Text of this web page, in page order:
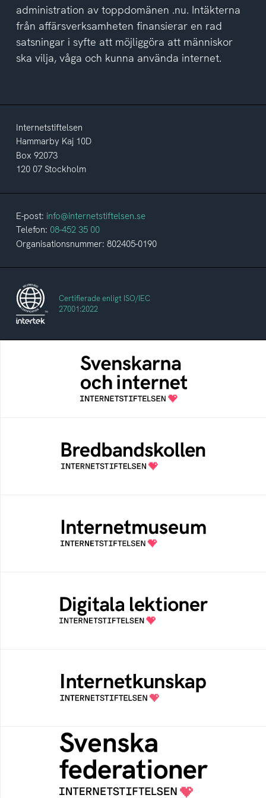
administration av toppdomänen .nu. Intäkterna
från affärsverksamheten finansierar en rad
satsningar i syfte att möjliggöra att människor
ska vilja, våga och kunna använda internet.
Internetstiftelsen
Hammarby Kaj 10D
Box 92073
120 07 Stockholm
E-post: info@internetstiftelsen.se
Telefon: 08-452 35 00
Organisationsnummer: 802405-0190
Certifierade enligt ISO/IEC
27001:2022
Svenskarna och internet
En årlig studie av svenska folkets
internetvanor
Bredbandskollen är ett oberoende
konsumentverktyg som drivs av
Internetstiftelsen
Ett digitalt museum som byggts, och kureras
av Internetstiftelsen
Öppen digital lärresurs med färdiga lektioner
för alla stadier i grundskolan
Samlad kunskap som hjälper dig att bli en
säker och medveten internetanvändare
Svenska federationer
Grunden för medlemskap i en sektors- eller
kontextspecifik federation